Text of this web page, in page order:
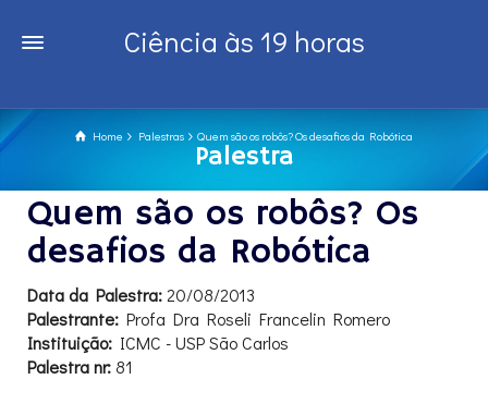
Ciência às 19 horas
Home Palestras Quem são os robôs? Os desafios da Robótica
Palestra
Quem são os robôs? Os
desafios da Robótica
Data da Palestra:20/08/2013
Palestrante: Profa Dra Roseli Francelin Romero
Instituição: ICMC - USP São Carlos
Palestra nr: 81